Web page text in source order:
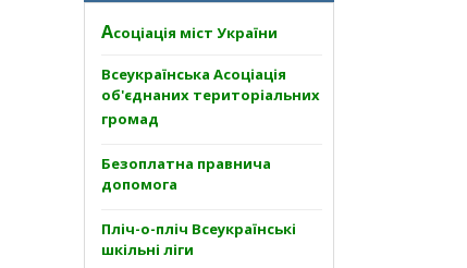
Асоціація міст України
Всеукраїнська Асоціація
об'єднаних територіальних
громад
Безоплатна правнича
допомога
Пліч-о-пліч Всеукраїнські
шкільні ліги